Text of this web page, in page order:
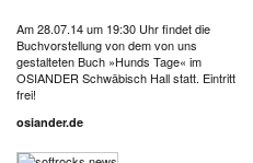
Am 28.07.14 um 19:30 Uhr findet die
Buchvorstellung von dem von uns
gestalteten Buch »Hunds Tage« im
OSIANDER Schwäbisch Hall statt. Eintritt
frei!
osiander.de